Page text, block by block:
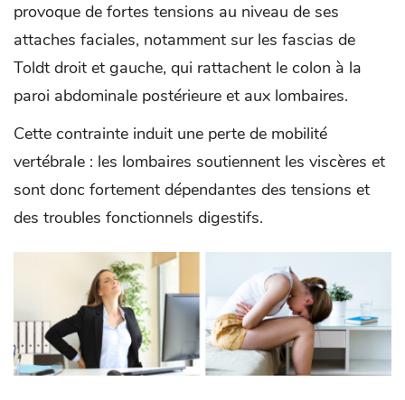
provoque de fortes tensions au niveau de ses
attaches faciales, notamment sur les fascias de
Toldt droit et gauche, qui rattachent le colon à la
paroi abdominale postérieure et aux lombaires.
Cette contrainte induit une perte de mobilité
vertébrale : les lombaires soutiennent les viscères et
sont donc fortement dépendantes des tensions et
des troubles fonctionnels digestifs.